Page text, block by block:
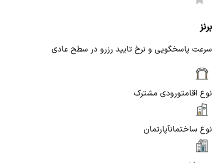
برنز
سرعت پاسخگویی و نرخ تایید رزرو در سطح عادی
نوع اقامتورودی مشترک
نوع ساختمانآپارتمان